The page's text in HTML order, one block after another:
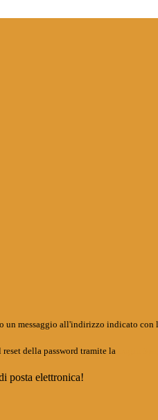
un messaggio all'indirizzo indicato con
della password tramite la
posta elettronica!